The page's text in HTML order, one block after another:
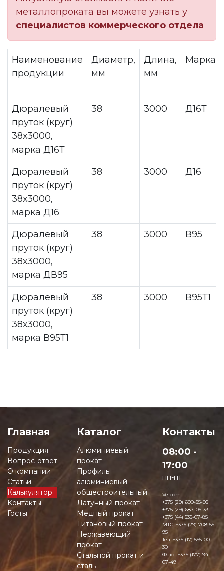
металлопроката вы можете узнать у
специалистов коммерческого отдела
Наименование
продукции
Диаметр,
мм
Длина,
мм
Марка
Дюралевый
пруток (круг)
38х3000,
марка Д16Т
38 3000 Д16Т
Дюралевый
пруток (круг)
38х3000,
марка Д16
38 3000 Д16
Дюралевый
пруток (круг)
38х3000,
марка ДВ95
38 3000 В95
Дюралевый
пруток (круг)
38х3000,
марка В95Т1
38 3000 В95Т1
Главная
Продукция
Вопрос-ответ
О компании
Статьи
Калькулятор
Контакты
Госты
Каталог
Алюминиевый
прокат
Профиль
алюминиевый
общестроительный
Латунный прокат
Медный прокат
Титановый прокат
Нержавеющий
прокат
Стальной прокат и
сталь
Контакты
08:00 -
17:00
пн-пт
Velcom:
+375 (29) 690-55-95
+375 (29) 687-05-33
+375 (44) 535-07-85
MTC:+375 (29) 708-55-
95
Тел: +375 (17) 555-00-
30
Факс: +375 (177) 94-
07-49